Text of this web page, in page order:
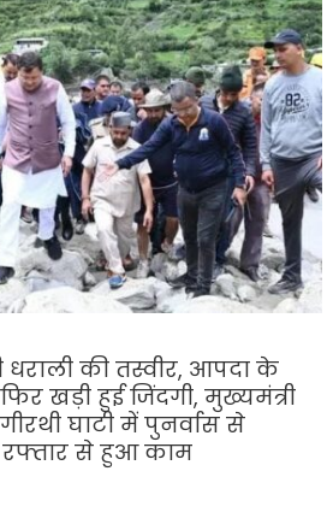
की तस्वीर, आपदा के
खड़ी हुई जिंदगी, मुख्यमंत्री
घाटी में पुनर्वास से
से हुआ काम